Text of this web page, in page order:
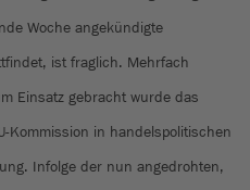
Woche angekündigte
ist fraglich. Mehrfach
Einsatz gebracht wurde das
Kommission in handelspolitischen
Infolge der nun angedrohten,